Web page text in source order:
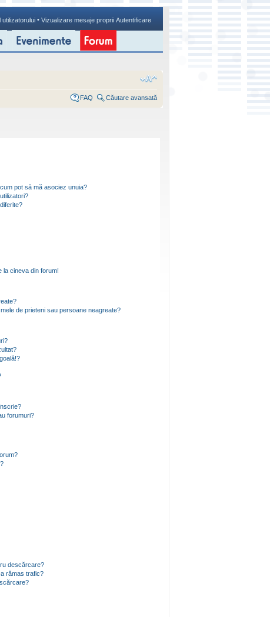
utilizatorului • Vizualizare mesaje proprii Autentificare
FAQ Căutare avansată
pot să mă asociez unuia?
la cineva din forum!
de prieteni sau persoane neagreate?
forumuri?
descărcare?
rămas trafic?